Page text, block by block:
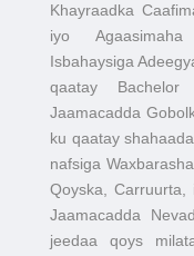
Khayraadka
iyo
Isbahaysiga
qaatay
Jaamacadda
ku qaatay
nafsiga
Qoyska, Carruurta,
Jaamacadda
jeedaa qoys